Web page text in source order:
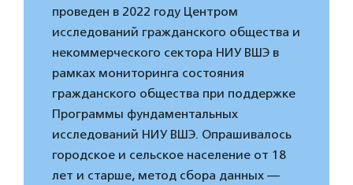
проведен в 2022 году Центром
исследований гражданского общества и
некоммерческого сектора НИУ ВШЭ в
рамках мониторинга состояния
гражданского общества при поддержке
Программы фундаментальных
исследований НИУ ВШЭ. Опрашивалось
городское и сельское население от 18
лет и старше, метод сбора данных —